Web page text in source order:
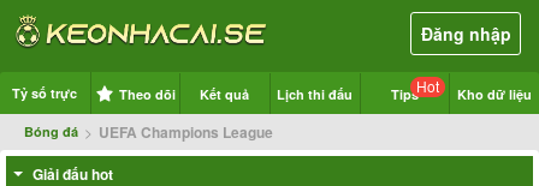
Đăng nhập
Tỷ số trực
tuyến
Theo dõi Kết quả Lịch thi đấu TipsHot Kho dữ liệu
Bóng đá > UEFA Champions League
Giải đấu hot